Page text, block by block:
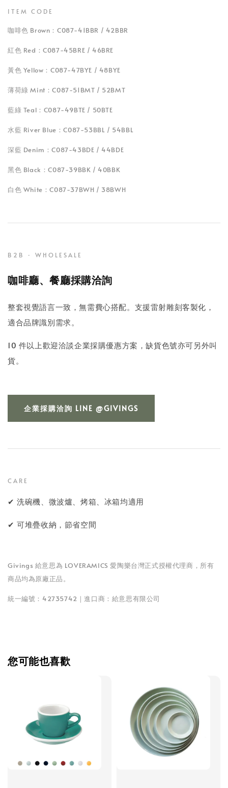
ITEM CODE
咖啡色 Brown：C087-41BBR / 42BBR
紅色 Red：C087-45BRE / 46BRE
黃色 Yellow：C087-47BYE / 48BYE
薄荷綠 Mint：C087-51BMT / 52BMT
藍綠 Teal：C087-49BTE / 50BTE
水藍 River Blue：C087-53BBL / 54BBL
深藍 Denim：C087-43BDE / 44BDE
黑色 Black：C087-39BBK / 40BBK
白色 White：C087-37BWH / 38BWH
B2B · WHOLESALE
咖啡廳、餐廳採購洽詢
整套視覺語言一致，無需費心搭配。支援雷射雕刻客製化，
適合品牌識別需求。
10 件以上歡迎洽談企業採購優惠方案，缺貨色號亦可另外叫
貨。
企業採購洽詢 LINE @GIVINGS
CARE
✔ 洗碗機、微波爐、烤箱、冰箱均適用
✔ 可堆疊收納，節省空間
Givings 給意思為 LOVERAMICS 愛陶樂台灣正式授權代理商，所有
商品均為原廠正品。
統一編號：42735742｜進口商：給意思有限公司
您可能也喜歡